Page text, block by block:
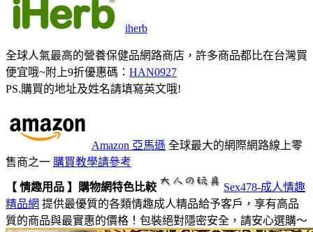
iherb
全球人氣最高的營養保健品網路商店，許多商品都比在台灣買
便宜哦~附上9折優惠碼： HAN0927
PS.購買的地址及姓名請填寫英文哦!
Amazon 亞馬遜 全球最大的網際網路線上零
售商之一 購買教學請參考
【 情趣用品 】購物網特色比較
Sex478-成人情趣
精品網 提供最優質的各類情趣成人精品給予客戶，享有高品
質的商品與最實惠的價格！包裝絕對隱密安全，請安心選購～